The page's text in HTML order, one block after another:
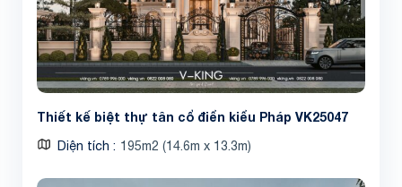
Thiết kế biệt thự tân cổ điển kiểu Pháp VK25047
Diện tích 195m2 (14.6m x 13.3m)